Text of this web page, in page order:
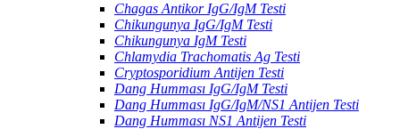
Chagas Antikor IgG/IgM Testi
Chikungunya IgG/IgM Testi
Chikungunya IgM Testi
Chlamydia Trachomatis Ag Testi
Cryptosporidium Antijen Testi
Dang Humması IgG/IgM Testi
Dang Humması IgG/IgM/NS1 Antijen Testi
Dang Humması NS1 Antijen Testi